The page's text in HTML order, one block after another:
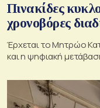
Πινακίδες
χρονοβόρες
Έρχεται το Μητρώο
και η ψηφιακή